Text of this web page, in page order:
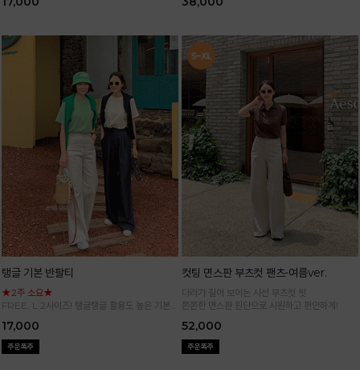
탱글 기본 반팔티
★2주 소요★
FREE, L 2사이즈! 탱글탱글 활용도 높은 기본
17,000
컷팅 면스판 부츠컷 팬츠-여름ver.
다리가 길어 보이는 사선 부츠컷 핏
쫀쫀한 면스판 원단으로 시원하고 편안하게!
52,000